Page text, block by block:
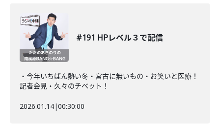
#191 HPレベル３で配信
・今年いちばん熱い冬・宮古に無いもの・お笑いと医療！
記者会見・久々のチベット！
2026.01.14|00:30:00